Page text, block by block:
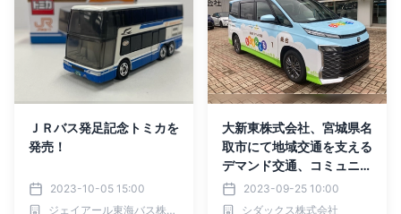
ＪＲバス発足記念トミカを
発売！
2023-10-05 15:00
ジェイアール東海バス株式会社
大新東株式会社、宮城県名
取市にて地域交通を支える
デマンド交通、コミュニテ
ィバス計20台を受託！
2023-09-25 10:00
シダックス株式会社